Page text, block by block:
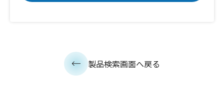
製品検索画面へ戻る